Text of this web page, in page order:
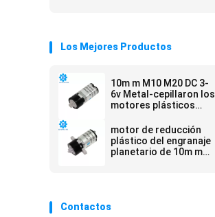
Los Mejores Productos
10m m M10 M20 DC 3-
6v Metal-cepillaron los
motores plásticos
engranaje
motor de reducción
plástico del engranaje
planetario de 10m m
Contactos